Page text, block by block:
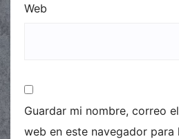
Web
Guardar mi nombre, correo
web en este navegador